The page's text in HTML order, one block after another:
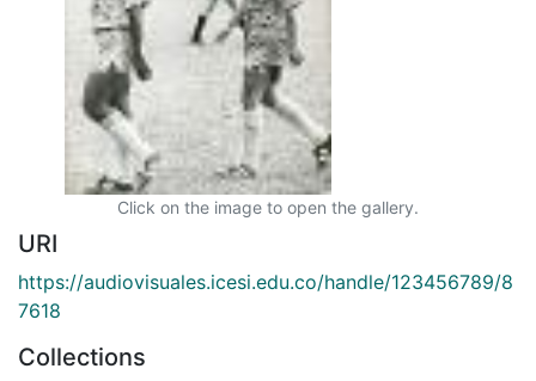
Click on the image to open the gallery.
URI
https://audiovisuales.icesi.edu.co/handle/123456789/8
7618
Collections